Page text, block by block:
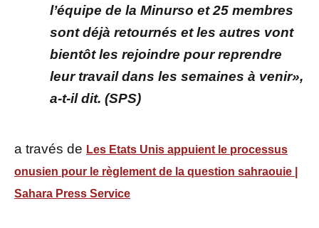
l’équipe de la Minurso et 25 membres
sont déjà retournés et les autres vont
bientôt les rejoindre pour reprendre
leur travail dans les semaines à venir»,
a-t-il dit. (SPS)
a través de Les Etats Unis appuient le processus
onusien pour le règlement de la question sahraouie |
Sahara Press Service